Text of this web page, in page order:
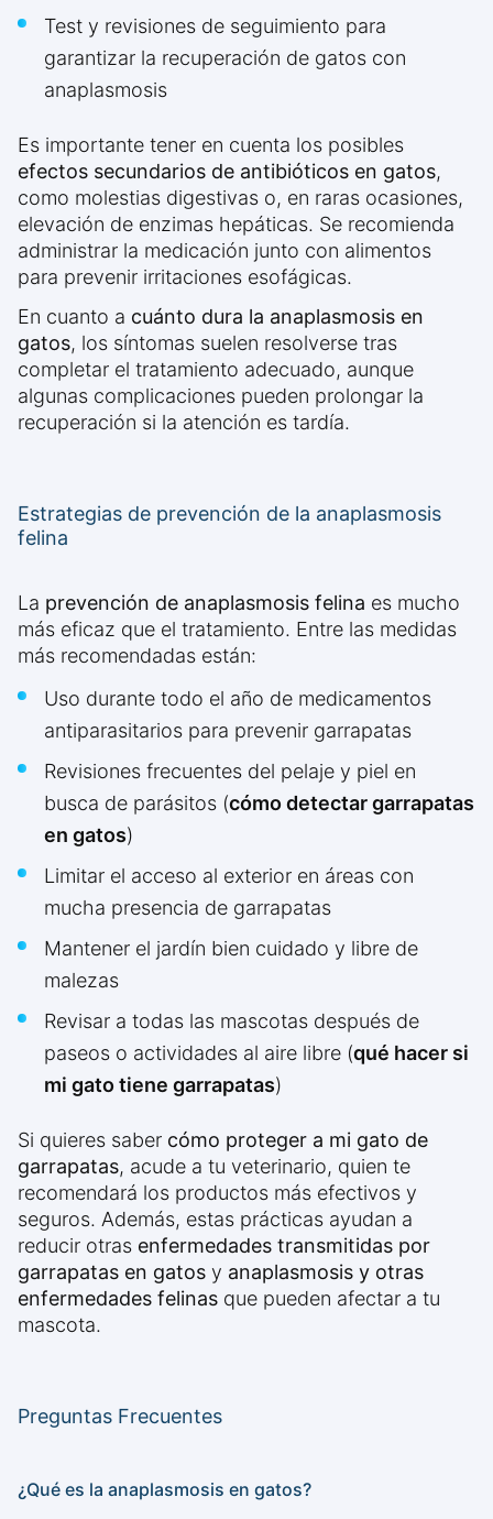
Test y revisiones de seguimiento para
garantizar la recuperación de gatos con
anaplasmosis
Es importante tener en cuenta los posibles
efectos secundarios de antibióticos en gatos,
como molestias digestivas o, en raras ocasiones,
elevación de enzimas hepáticas. Se recomienda
administrar la medicación junto con alimentos
para prevenir irritaciones esofágicas.
En cuanto a cuánto dura la anaplasmosis en
gatos, los síntomas suelen resolverse tras
completar el tratamiento adecuado, aunque
algunas complicaciones pueden prolongar la
recuperación si la atención es tardía.
Estrategias de prevención de la anaplasmosis
felina
La prevención de anaplasmosis felina es mucho
más eficaz que el tratamiento. Entre las medidas
más recomendadas están:
Uso durante todo el año de medicamentos
antiparasitarios para prevenir garrapatas
Revisiones frecuentes del pelaje y piel en
busca de parásitos (cómo detectar garrapatas
en gatos)
Limitar el acceso al exterior en áreas con
mucha presencia de garrapatas
Mantener el jardín bien cuidado y libre de
malezas
Revisar a todas las mascotas después de
paseos o actividades al aire libre (qué hacer si
mi gato tiene garrapatas)
Si quieres saber cómo proteger a mi gato de
garrapatas, acude a tu veterinario, quien te
recomendará los productos más efectivos y
seguros. Además, estas prácticas ayudan a
reducir otras enfermedades transmitidas por
garrapatas en gatos y anaplasmosis y otras
enfermedades felinas que pueden afectar a tu
mascota.
Preguntas Frecuentes
¿Qué es la anaplasmosis en gatos?